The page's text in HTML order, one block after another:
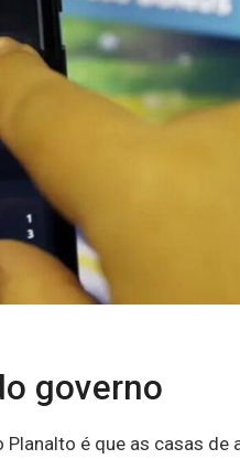
governo
é que as casas de